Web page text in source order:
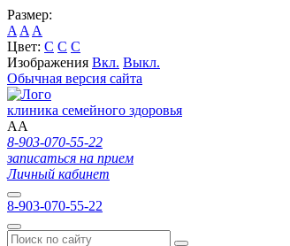
Размер:
A A A
Цвет: C C C
Изображения Вкл. Выкл.
Обычная версия сайта
клиника семейного здоровья
AA
8-903-070-55-22
записаться на прием
Личный кабинет
8-903-070-55-22